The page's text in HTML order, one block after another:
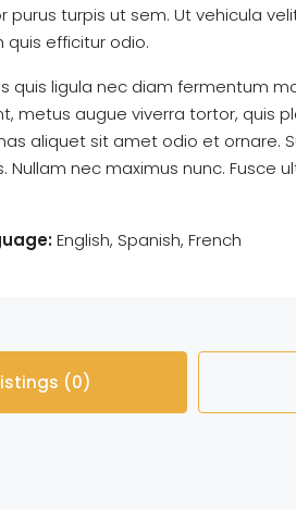
purus turpis ut sem. Ut vehicula
quis efficitur odio.
quis ligula nec diam fermentum
metus augue viverra tortor, quis
aliquet sit amet odio et ornare.
Nullam nec maximus nunc. Fusce
English, Spanish, French
(0)